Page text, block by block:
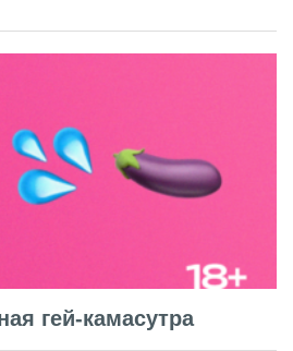
гей-камасутра